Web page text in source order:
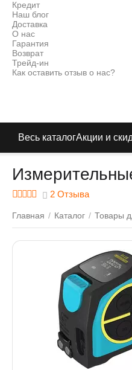
Кредит
Наш блог
Доставка
О нас
Гарантия
Возврат
Трейд-ин
Как оставить отзыв о нас?
Весь каталогАкции и
2 Отзыва
Главная / Каталог / Товары